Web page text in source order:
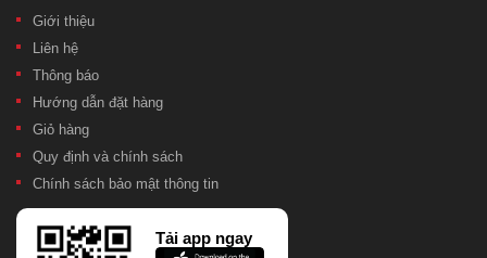
Giới thiệu
Liên hệ
Thông báo
Hướng dẫn đặt hàng
Giỏ hàng
Quy định và chính sách
Chính sách bảo mật thông tin
Tải app ngay